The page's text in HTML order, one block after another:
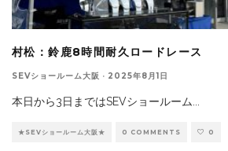
村松：鈴鹿8時間耐久ロードレース
SEVショールーム大阪 · 2025年8月1日
本日から3日まではSEVショールーム...
★SEVショールーム大阪★ 0 COMMENTS 0